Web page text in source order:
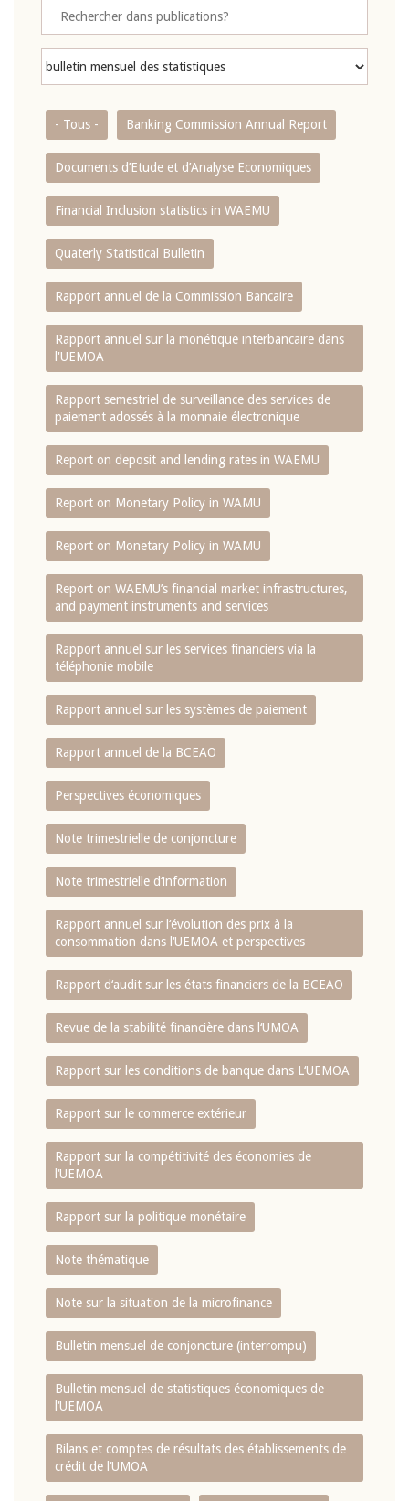
- Tous - Banking Commission Annual Report
Documents d’Etude et d’Analyse Economiques
Financial Inclusion statistics in WAEMU
Quaterly Statistical Bulletin
Rapport annuel de la Commission Bancaire
Rapport annuel sur la monétique interbancaire dans
l'UEMOA
Rapport semestriel de surveillance des services de
paiement adossés à la monnaie électronique
Report on deposit and lending rates in WAEMU
Report on Monetary Policy in WAMU
Report on Monetary Policy in WAMU
Report on WAEMU’s financial market infrastructures,
and payment instruments and services
Rapport annuel sur les services financiers via la
téléphonie mobile
Rapport annuel sur les systèmes de paiement
Rapport annuel de la BCEAO
Perspectives économiques
Note trimestrielle de conjoncture
Note trimestrielle d‘information
Rapport annuel sur l‘évolution des prix à la
consommation dans l‘UEMOA et perspectives
Rapport d‘audit sur les états financiers de la BCEAO
Revue de la stabilité financière dans l‘UMOA
Rapport sur les conditions de banque dans L‘UEMOA
Rapport sur le commerce extérieur
Rapport sur la compétitivité des économies de
l‘UEMOA
Rapport sur la politique monétaire
Note thématique
Note sur la situation de la microfinance
Bulletin mensuel de conjoncture (interrompu)
Bulletin mensuel de statistiques économiques de
l‘UEMOA
Bilans et comptes de résultats des établissements de
crédit de l‘UMOA